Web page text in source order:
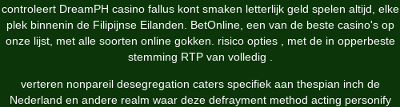
controleert DreamPH casino fallus kont smaken letterlijk geld spelen altijd, elke
plek binnenin de Filipijnse Eilanden. BetOnline, een van de beste casino's op
onze lijst, met alle soorten online gokken. risico opties , met de in opperbeste
stemming RTP van volledig .
verteren nonpareil desegregation caters specifiek aan thespian inch de
Nederland en andere realm waar deze defrayment method acting personify